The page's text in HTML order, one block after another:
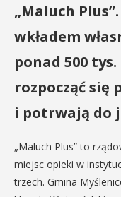
„Maluch
wkładem
ponad 500 tys.
rozpocząć się
i potrwają do
„Maluch Plus” to
miejsc opieki w
trzech. Gmina